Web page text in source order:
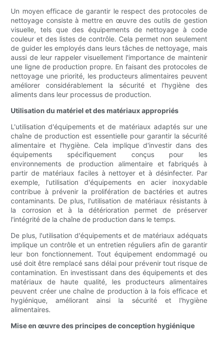
Un moyen efficace de garantir le respect des protocoles de
nettoyage consiste à mettre en œuvre des outils de gestion
visuelle, tels que des équipements de nettoyage à code
couleur et des listes de contrôle. Cela permet non seulement
de guider les employés dans leurs tâches de nettoyage, mais
aussi de leur rappeler visuellement l'importance de maintenir
une ligne de production propre. En faisant des protocoles de
nettoyage une priorité, les producteurs alimentaires peuvent
améliorer considérablement la sécurité et l'hygiène des
aliments dans leur processus de production.
Utilisation du matériel et des matériaux appropriés
L'utilisation d'équipements et de matériaux adaptés sur une
chaîne de production est essentielle pour garantir la sécurité
alimentaire et l'hygiène. Cela implique d'investir dans des
équipements spécifiquement conçus pour les
environnements de production alimentaire et fabriqués à
partir de matériaux faciles à nettoyer et à désinfecter. Par
exemple, l'utilisation d'équipements en acier inoxydable
contribue à prévenir la prolifération de bactéries et autres
contaminants. De plus, l'utilisation de matériaux résistants à
la corrosion et à la détérioration permet de préserver
l'intégrité de la chaîne de production dans le temps.
De plus, l'utilisation d'équipements et de matériaux adéquats
implique un contrôle et un entretien réguliers afin de garantir
leur bon fonctionnement. Tout équipement endommagé ou
usé doit être remplacé sans délai pour prévenir tout risque de
contamination. En investissant dans des équipements et des
matériaux de haute qualité, les producteurs alimentaires
peuvent créer une chaîne de production à la fois efficace et
hygiénique, améliorant ainsi la sécurité et l'hygiène
alimentaires.
Mise en œuvre des principes de conception hygiénique